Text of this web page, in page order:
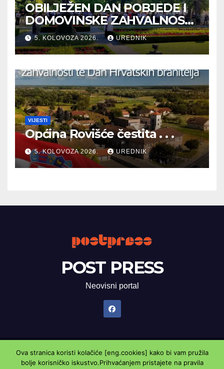
OBILJEŽEN DAN POBJEDE I
DOMOVINSKE ZAHVALNOSTI
TE DAN HRVATSKIH
BRANITELJA
5. KOLOVOZA 2026. UREDNIK
VIJESTI
Općina Rovišće čestita . . .
5. KOLOVOZA 2026. UREDNIK
POST PRESS
Neovisni portal
Proudly powered by WordPress| Theme: Newsup byThemeansar.
Ova stranica koristi kolačiće [eng.cookies] kako bi vam pružila
bolje korisničko iskustvo.Prihvaćanjem pristajete na pravila